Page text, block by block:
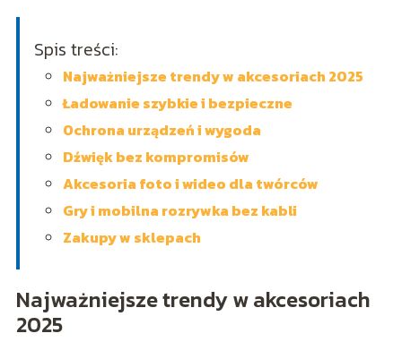
Spis treści:
Najważniejsze trendy w akcesoriach 2025
Ładowanie szybkie i bezpieczne
Ochrona urządzeń i wygoda
Dźwięk bez kompromisów
Akcesoria foto i wideo dla twórców
Gry i mobilna rozrywka bez kabli
Zakupy w sklepach
Najważniejsze trendy w akcesoriach
2025